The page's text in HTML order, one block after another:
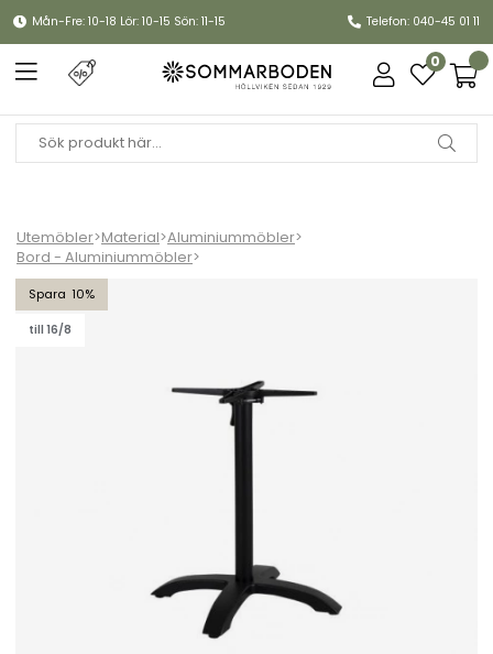
Mån-Fre: 10-18 Lör: 10-15 Sön: 11-15 Telefon: 040-45 01 11
0
Utemöbler>Material>Aluminiummöbler>
Bord - Aluminiummöbler>
10
till 16/8
Avila bordsstativ 65x65 H72 cm, fällbart - svart matt